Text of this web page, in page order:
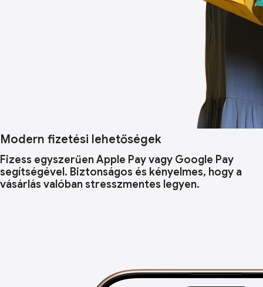
Modern fizetési lehetőségek
Fizess egyszerűen Apple Pay vagy Google Pay
segítségével. Biztonságos és kényelmes, hogy a
vásárlás valóban stresszmentes legyen.